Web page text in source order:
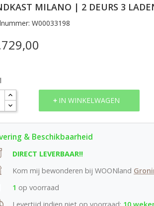
MILANO | 2 DEURS 3
W00033198
IN WINKELWAGEN
DIRECT LEVERBAAR!!
Kom mij bewonderen bij WOONland
1 op voorraad